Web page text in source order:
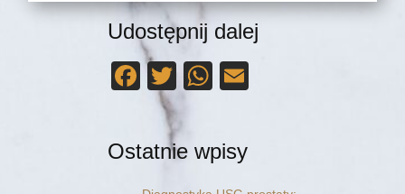
Udostępnij dalej
F
e
T
wi
tt
er
W
s
Ostatnie wpisy